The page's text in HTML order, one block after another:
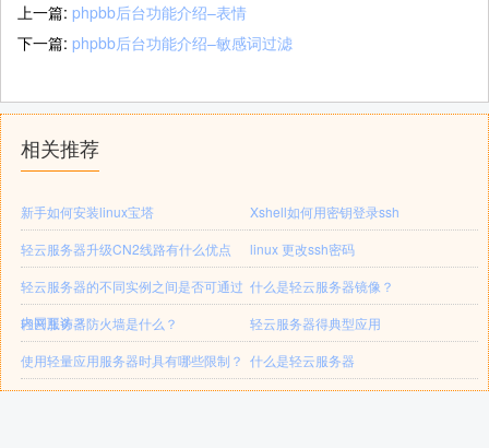
上一篇: phpbb后台功能介绍–表情
下一篇: phpbb后台功能介绍–敏感词过滤
相关推荐
新手如何安装linux宝塔
Xshell如何用密钥登录ssh
轻云服务器升级CN2线路有什么优点
linux 更改ssh密码
轻云服务器的不同实例之间是否可通过
内网互访？
什么是轻云服务器镜像？
轻云服务器防火墙是什么？
轻云服务器得典型应用
使用轻量应用服务器时具有哪些限制？ 什么是轻云服务器